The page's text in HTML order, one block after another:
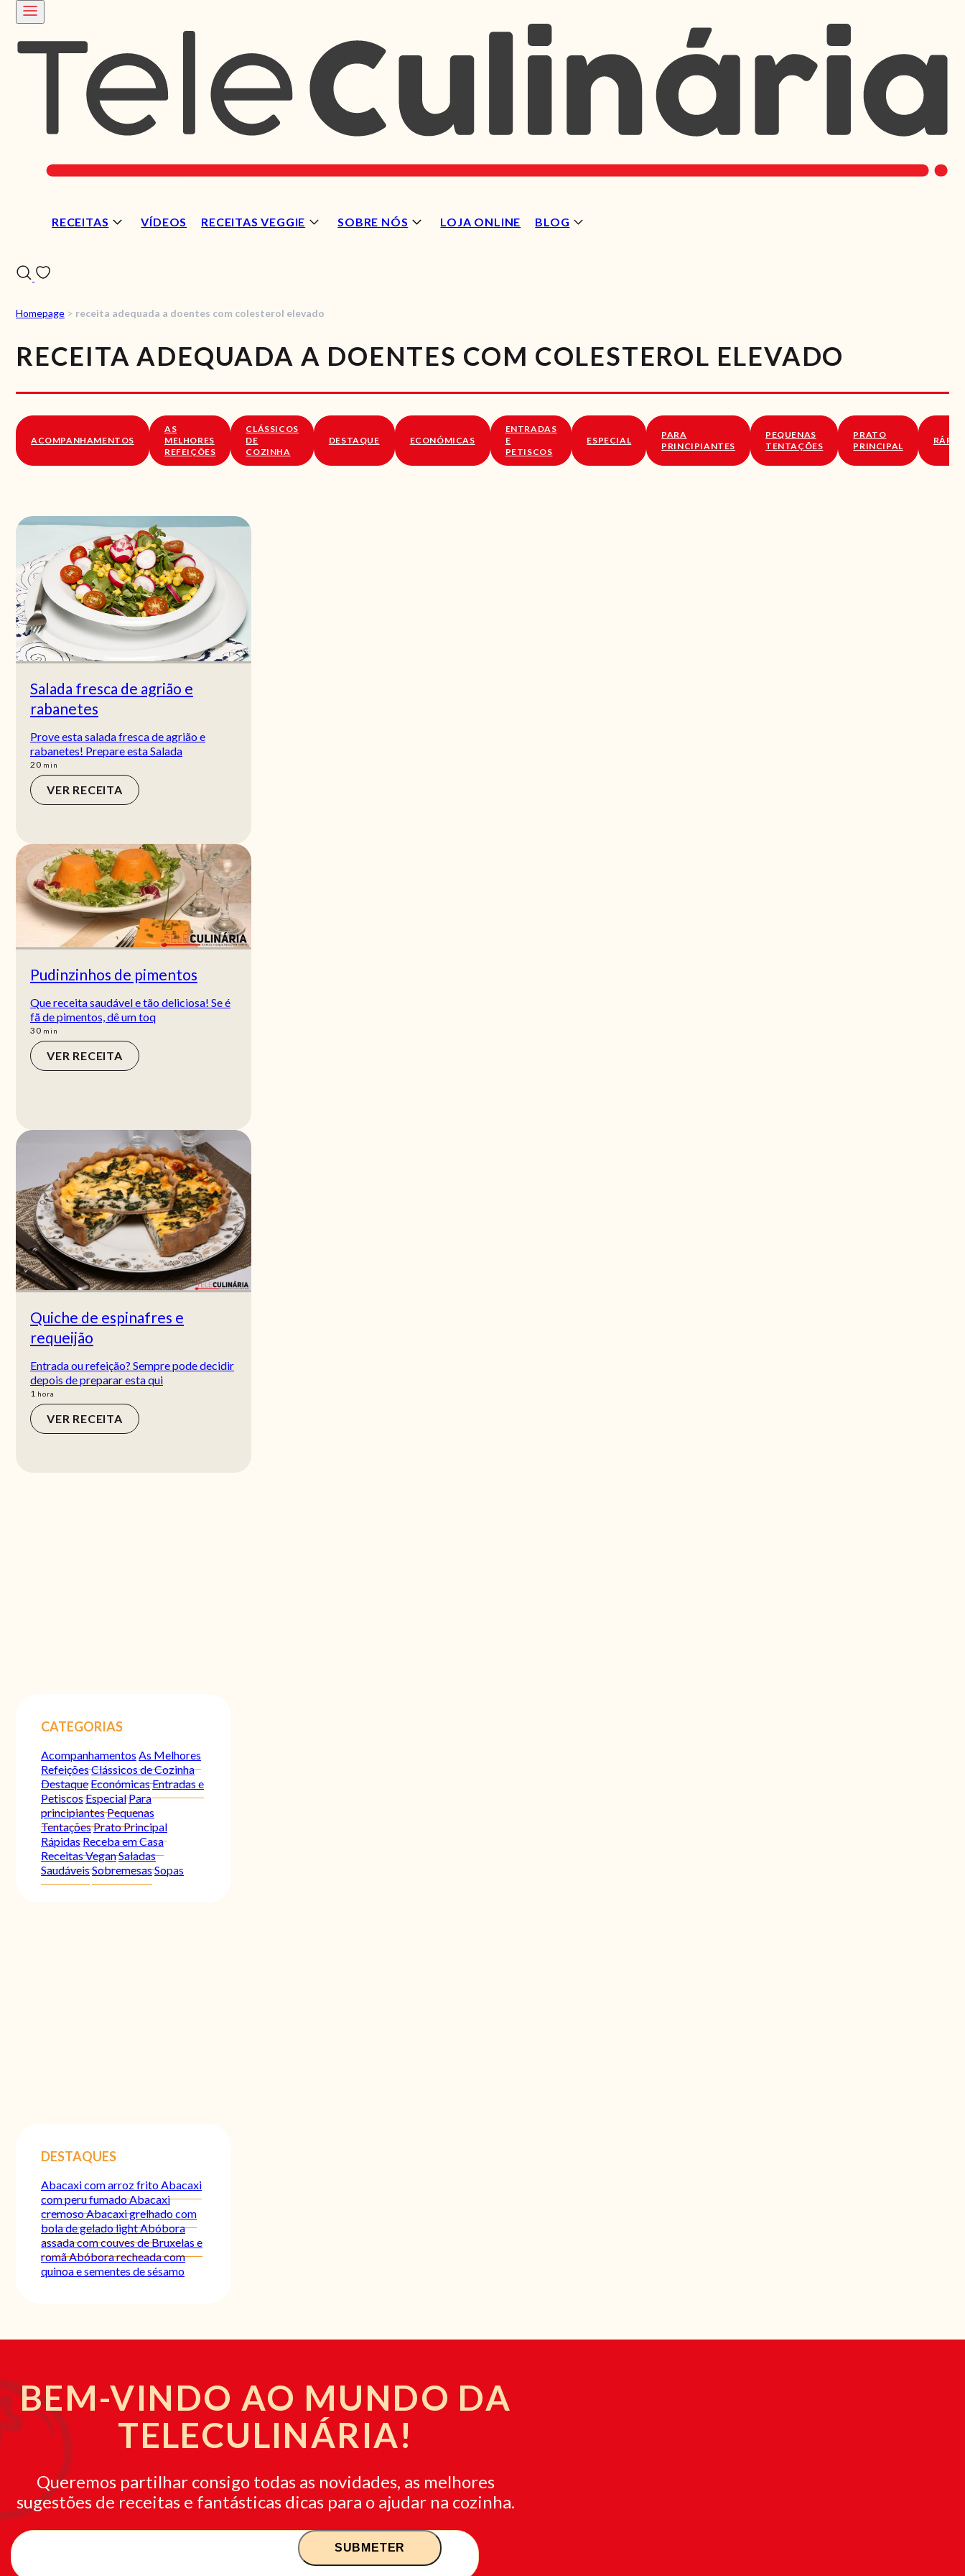
RECEITAS VÍDEOS RECEITAS VEGGIE SOBRE NÓS LOJA ONLINE BLOG
VÍDEOS
SOBRE NÓS
Homepage > receita adequada a doentes com colesterol elevado
RECEITA ADEQUADA A DOENTES COM COLESTEROL ELEVADO
ACOMPANHAMENTOS
AS
MELHORES
REFEIÇÕES
CLÁSSICOS
DE
COZINHA
DESTAQUE ECONÓMICAS
ENTRADAS
E
PETISCOS
ESPECIAL
PARA
PRINCIPIANTES
PEQUENAS
TENTAÇÕES
PRATO
PRINCIPAL
Salada fresca de agrião e
rabanetes
Prove esta salada fresca de agrião e
rabanetes! Prepare esta Salada
20min
min
VER RECEITA
Pudinzinhos de pimentos
Que receita saudável e tão deliciosa! Se é
fã de pimentos, dê um toq
30min
min
VER RECEITA
Quiche de espinafres e
requeijão
Entrada ou refeição? Sempre pode decidir
depois de preparar esta qui
1 hora
hora
VER RECEITA
CATEGORIAS
Acompanhamentos As Melhores
RefeiçõesClássicos de Cozinha
Destaque EconómicasEntradas e
PetiscosEspecialPara
principiantesPequenas
TentaçõesPrato Principal
RápidasReceba em Casa
Receitas VeganSaladas
SaudáveisSobremesasSopas
DESTAQUES
Abacaxi com arroz fritoAbacaxi
com peru fumadoAbacaxi
cremosoAbacaxi grelhado com
bola de gelado lightAbóbora
assada com couves de Bruxelas e
romãAbóbora recheada com
quinoa e sementes de sésamo
BEM-VINDO AO MUNDO DA
TELECULINÁRIA!
Queremos partilhar consigo todas as novidades, as melhores
sugestões de receitas e fantásticas dicas para o ajudar na cozinha.